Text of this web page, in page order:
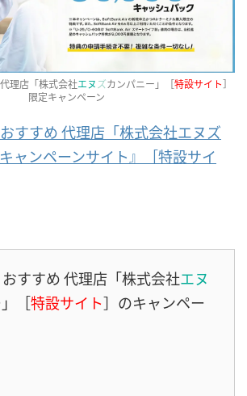
理店「株式会社エヌ ズカンパニー」［特設サイト］
限定キャンペーン
すすめ 代理店「株式会社エヌズ
ャンペーンサイト』［特設サイ
おすすめ 代理店「株式会社エヌ
［特設サイト］のキャンペー